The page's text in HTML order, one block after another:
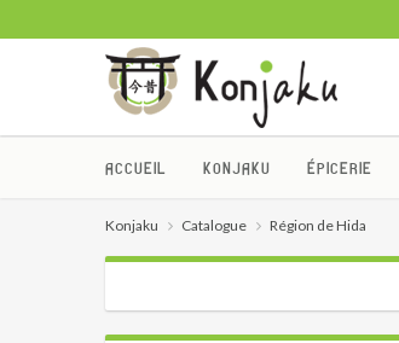
ACCUEIL KONJAKU ÉPICERIE
Konjaku Catalogue Région de Hida